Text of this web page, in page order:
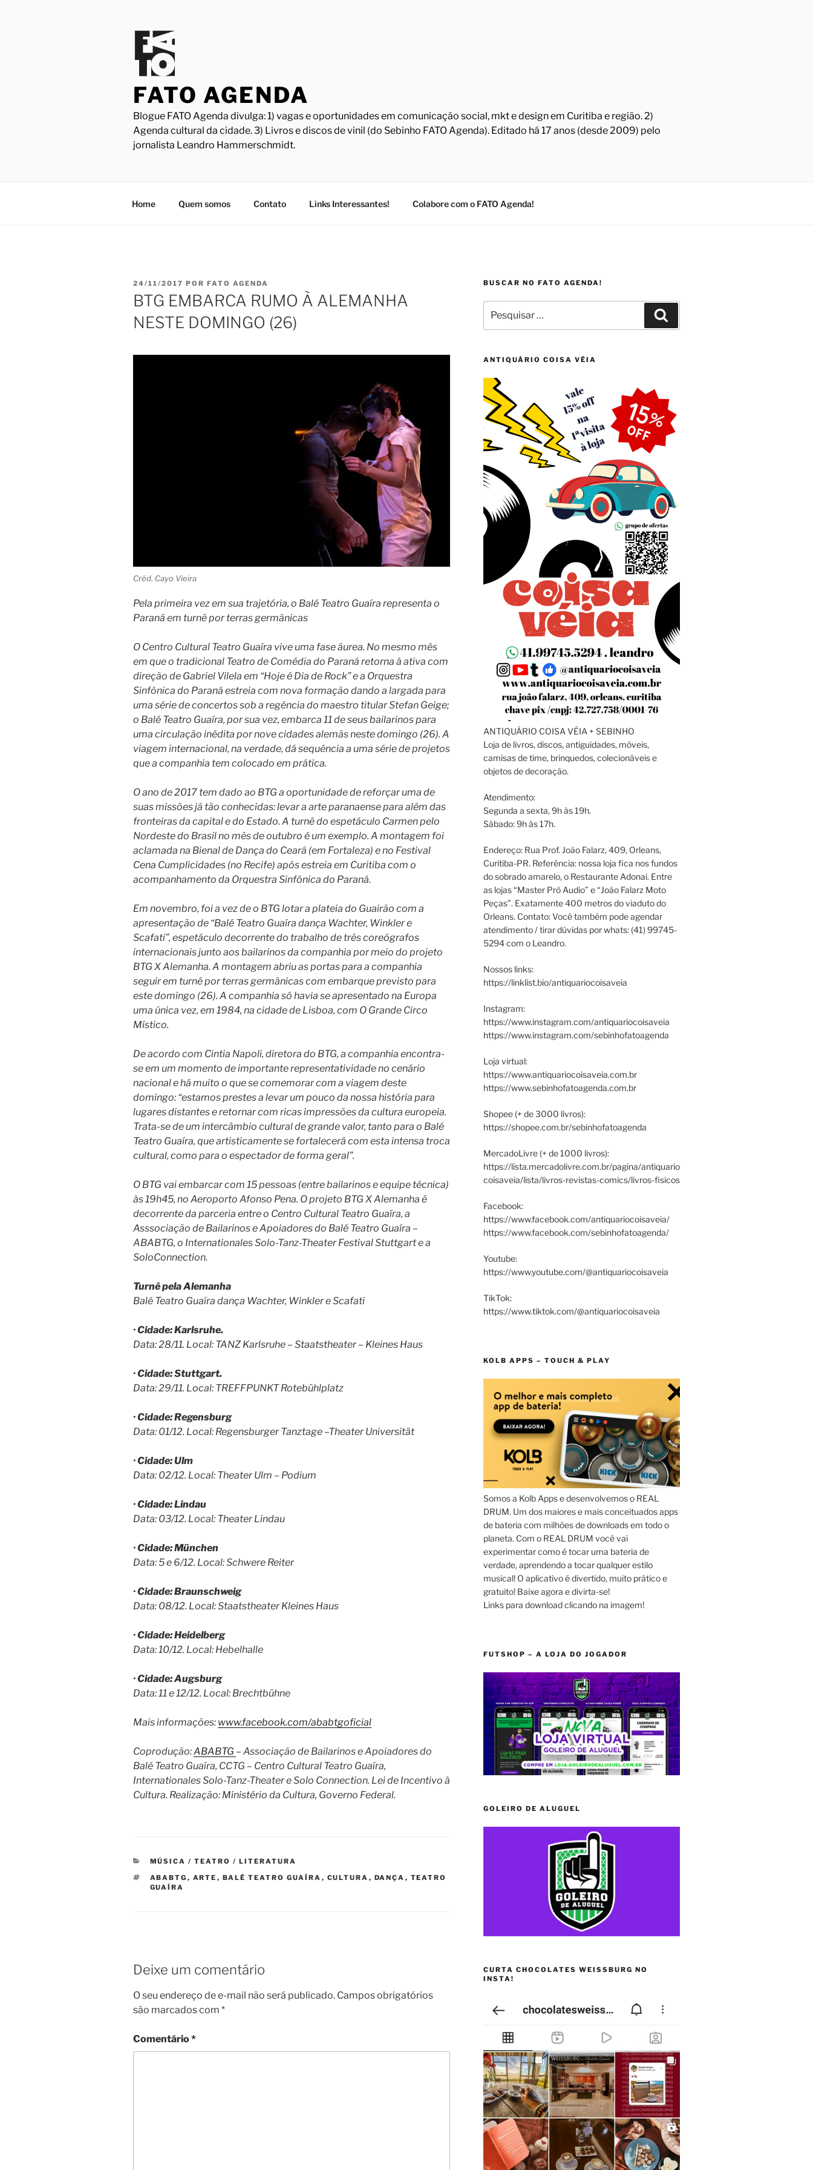
FATO AGENDA
Blogue FATO Agenda divulga: 1) vagas e oportunidades em comunicação social, mkt e design em Curitiba e região. 2)
Agenda cultural da cidade. 3) Livros e discos de vinil (do Sebinho FATO Agenda). Editado há 17 anos (desde 2009) pelo
jornalista Leandro Hammerschmidt.
Home Quem somos Contato Links Interessantes! Colabore com o FATO Agenda!
PUBLICADO
EM
24/11/2017 POR FATO AGENDA
BTG EMBARCA RUMO À ALEMANHA
NESTE DOMINGO (26)
Créd. Cayo Vieira
Pela primeira vez em sua trajetória, o Balé Teatro Guaíra representa o
Paraná em turnê por terras germânicas
O Centro Cultural Teatro Guaíra vive uma fase áurea. No mesmo mês
em que o tradicional Teatro de Comédia do Paraná retorna à ativa com
direção de Gabriel Vilela em “Hoje é Dia de Rock” e a Orquestra
Sinfônica do Paraná estreia com nova formação dando a largada para
uma série de concertos sob a regência do maestro titular Stefan Geige;
o Balé Teatro Guaíra, por sua vez, embarca 11 de seus bailarinos para
uma circulação inédita por nove cidades alemãs neste domingo (26). A
viagem internacional, na verdade, dá sequência a uma série de projetos
que a companhia tem colocado em prática.
O ano de 2017 tem dado ao BTG a oportunidade de reforçar uma de
suas missões já tão conhecidas: levar a arte paranaense para além das
fronteiras da capital e do Estado. A turnê do espetáculo Carmen pelo
Nordeste do Brasil no mês de outubro é um exemplo. A montagem foi
aclamada na Bienal de Dança do Ceará (em Fortaleza) e no Festival
Cena Cumplicidades (no Recife) após estreia em Curitiba com o
acompanhamento da Orquestra Sinfônica do Paraná.
Em novembro, foi a vez de o BTG lotar a plateia do Guairão com a
apresentação de “Balé Teatro Guaíra dança Wachter, Winkler e
Scafati”, espetáculo decorrente do trabalho de três coreógrafos
internacionais junto aos bailarinos da companhia por meio do projeto
BTG X Alemanha. A montagem abriu as portas para a companhia
seguir em turnê por terras germânicas com embarque previsto para
este domingo (26). A companhia só havia se apresentado na Europa
uma única vez, em 1984, na cidade de Lisboa, com O Grande Circo
Místico.
De acordo com Cintia Napoli, diretora do BTG, a companhia encontra-
se em um momento de importante representatividade no cenário
nacional e há muito o que se comemorar com a viagem deste
domingo: “estamos prestes a levar um pouco da nossa história para
lugares distantes e retornar com ricas impressões da cultura europeia.
Trata-se de um intercâmbio cultural de grande valor, tanto para o Balé
Teatro Guaíra, que artisticamente se fortalecerá com esta intensa troca
cultural, como para o espectador de forma geral”.
O BTG vai embarcar com 15 pessoas (entre bailarinos e equipe técnica)
às 19h45, no Aeroporto Afonso Pena. O projeto BTG X Alemanha é
decorrente da parceria entre o Centro Cultural Teatro Guaíra, a
Asssociação de Bailarinos e Apoiadores do Balé Teatro Guaíra –
ABABTG, o Internationales Solo-Tanz-Theater Festival Stuttgart e a
SoloConnection.
Turnê pela Alemanha
Balé Teatro Guaíra dança Wachter, Winkler e Scafati
· Cidade: Karlsruhe.
Data: 28/11. Local: TANZ Karlsruhe – Staatstheater – Kleines Haus
· Cidade: Stuttgart.
Data: 29/11. Local: TREFFPUNKT Rotebühlplatz
· Cidade: Regensburg
Data: 01/12. Local: Regensburger Tanztage –Theater Universität
· Cidade: Ulm
Data: 02/12. Local: Theater Ulm – Podium
· Cidade: Lindau
Data: 03/12. Local: Theater Lindau
· Cidade: München
Data: 5 e 6/12. Local: Schwere Reiter
· Cidade: Braunschweig
Data: 08/12. Local: Staatstheater Kleines Haus
· Cidade: Heidelberg
Data: 10/12. Local: Hebelhalle
· Cidade: Augsburg
Data: 11 e 12/12. Local: Brechtbühne
Mais informações: www.facebook.com/ababtgoficial
Coprodução:ABABTG – Associação de Bailarinos e Apoiadores do
Balé Teatro Guaíra, CCTG – Centro Cultural Teatro Guaíra,
Internationales Solo-Tanz-Theater e Solo Connection. Lei de Incentivo à
Cultura. Realização: Ministério da Cultura, Governo Federal.
CATEGORIAS
MÚSICA / TEATRO / LITERATURA
TAGS
ABABTG , ARTE , BALÉ TEATRO GUAÍRA , CULTURA , DANÇA , TEATRO
GUAÍRA
Deixe um comentário
O seu endereço de e-mail não será publicado. Campos obrigatórios
são marcados com *
Comentário*
BUSCAR NO FATO AGENDA!
por:
ANTIQUÁRIO COISA VÉIA
ANTIQUÁRIO COISA VÉIA + SEBINHO
Loja de livros, discos, antiguidades, móveis,
camisas de time, brinquedos, colecionáveis e
objetos de decoração.
Atendimento:
Segunda a sexta, 9h às 19h.
Sábado: 9h às 17h.
Endereço: Rua Prof. João Falarz, 409, Orleans,
Curitiba-PR. Referência: nossa loja fica nos fundos
do sobrado amarelo, o Restaurante Adonai. Entre
as lojas “Master Pró Audio” e “João Falarz Moto
Peças”. Exatamente 400 metros do viaduto do
Orleans. Contato: Você também pode agendar
atendimento / tirar dúvidas por whats: (41) 99745-
5294 com o Leandro.
Nossos links:
https://linklist.bio/antiquariocoisaveia
Instagram:
https://www.instagram.com/antiquariocoisaveia
https://www.instagram.com/sebinhofatoagenda
Loja virtual:
https://www.antiquariocoisaveia.com.br
https://www.sebinhofatoagenda.com.br
Shopee (+ de 3000 livros):
https://shopee.com.br/sebinhofatoagenda
MercadoLivre (+ de 1000 livros):
https://lista.mercadolivre.com.br/pagina/antiquario
coisaveia/lista/livros-revistas-comics/livros-fisicos
Facebook:
https://www.facebook.com/antiquariocoisaveia/
https://www.facebook.com/sebinhofatoagenda/
Youtube:
https://www.youtube.com/@antiquariocoisaveia
TikTok:
https://www.tiktok.com/@antiquariocoisaveia
KOLB APPS – TOUCH & PLAY
Somos a Kolb Apps e desenvolvemos o REAL
DRUM. Um dos maiores e mais conceituados apps
de bateria com milhões de downloads em todo o
planeta. Com o REAL DRUM você vai
experimentar como é tocar uma bateria de
verdade, aprendendo a tocar qualquer estilo
musical! O aplicativo é divertido, muito prático e
gratuito! Baixe agora e divirta-se!
Links para download clicando na imagem!
FUTSHOP – A LOJA DO JOGADOR
GOLEIRO DE ALUGUEL
CURTA CHOCOLATES WEISSBURG NO
INSTA!